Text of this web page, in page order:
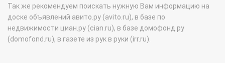
Так же рекомендуем поискать нужную Вам информацию на
доске объявлений авито.ру (avito.ru), в базе по
недвижимости циан.ру (cian.ru), в базе домофонд.ру
(domofond.ru), в газете из рук в руки (irr.ru).